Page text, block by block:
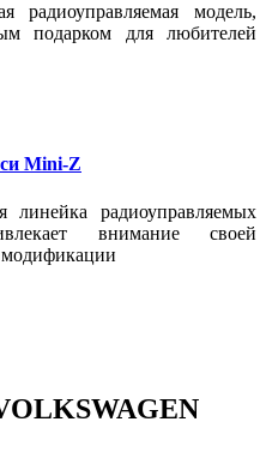
модель,
подарком для любителей
Mini-Z
радиоуправляемых
внимание своей